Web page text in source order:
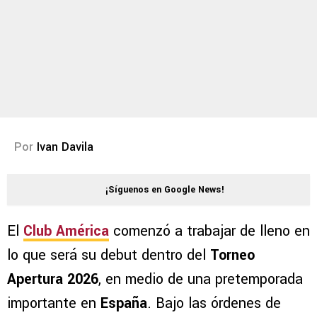
Por Ivan Davila
¡Síguenos en Google News!
El Club América comenzó a trabajar de lleno en
lo que será su debut dentro del Torneo
Apertura 2026, en medio de una pretemporada
importante en España. Bajo las órdenes de